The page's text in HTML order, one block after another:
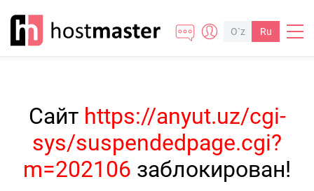
O`z Ru
Сайт https://anyut.uz/cgi-
sys/suspendedpage.cgi?
m=202106 заблокирован!